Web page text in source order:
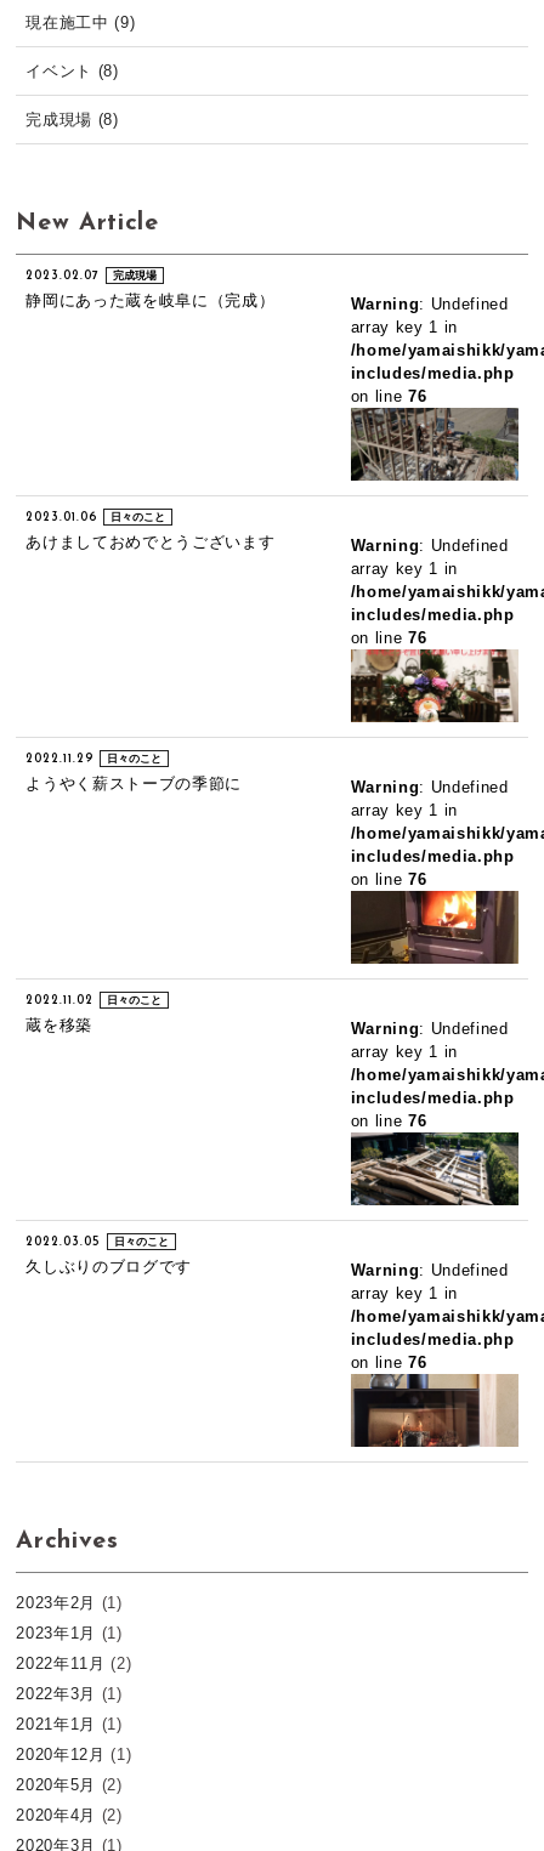
現在施工中 (9)
イベント (8)
完成現場 (8)
New Article
Warning: Undefined
array key 1 in
/home/yamaishikk/
includes/media.php
on line76
2023.02.07 完成現場
静岡にあった蔵を岐阜に（完成）
Warning: Undefined
array key 1 in
/home/yamaishikk/
includes/media.php
on line76
2023.01.06 日々のこと
あけましておめでとうございます
Warning: Undefined
array key 1 in
/home/yamaishikk/
includes/media.php
on line76
2022.11.29 日々のこと
ようやく薪ストーブの季節に
Warning: Undefined
array key 1 in
/home/yamaishikk/
includes/media.php
on line76
2022.11.02 日々のこと
蔵を移築
Warning: Undefined
array key 1 in
/home/yamaishikk/
includes/media.php
on line76
2022.03.05 日々のこと
久しぶりのブログです
Archives
2023年2月 (1)
2023年1月 (1)
2022年11月 (2)
2022年3月 (1)
2021年1月 (1)
2020年12月 (1)
2020年5月 (2)
2020年4月 (2)
2020年3月 (1)